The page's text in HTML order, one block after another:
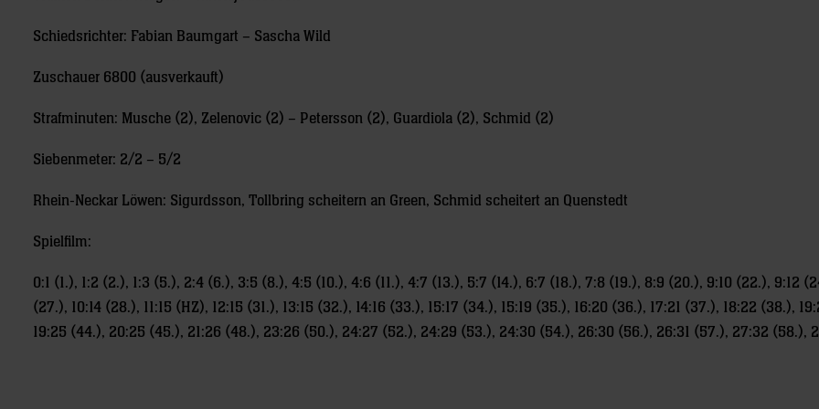
Schiedsrichter: Fabian Baumgart – Sascha Wild
Zuschauer 6800 (ausverkauft)
Strafminuten: Musche (2), Zelenovic (2) – Petersson (2), Guardiola (2), Schmid (2)
Siebenmeter: 2/2 – 5/2
Rhein-Neckar Löwen: Sigurdsson, Tollbring scheitern an Green, Schmid scheitert an Quenstedt
Spielfilm:
0:1 (1.), 1:2 (2.), 1:3 (5.), 2:4 (6.), 3:5 (8.), 4:5 (10.), 4:6 (11.), 4:7 (13.), 5:7 (14.), 6:7 (18.), 7:8 (19.), 8:9 (20.), 9:10 (22.), 9:12
(27.), 10:14 (28.), 11:15 (HZ), 12:15 (31.), 13:15 (32.), 14:16 (33.), 15:17 (34.), 15:19 (35.), 16:20 (36.), 17:21 (37.), 18:22 (38.),
19:25 (44.), 20:25 (45.), 21:26 (48.), 23:26 (50.), 24:27 (52.), 24:29 (53.), 24:30 (54.), 26:30 (56.), 26:31 (57.), 27:32 (58.),